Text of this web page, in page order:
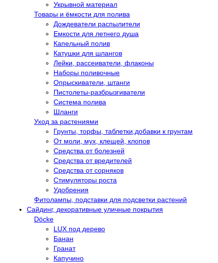
Укрывной материал
Товары и ёмкости для полива
Дождеватели распылители
Емкости для летнего душа
Капельный полив
Катушки для шлангов
Лейки, рассеиватели, флаконы
Наборы поливочные
Опрыскиватели, штанги
Пистолеты-разбрызгиватели
Система полива
Шланги
Уход за растениями
Грунты, торфы, таблетки,добавки к грунтам
От моли, мух, клещей, клопов
Средства от болезней
Средства от вредителей
Средства от сорняков
Стимуляторы роста
Удобрения
Фитолампы, подставки для подсветки растений
Сайдинг, декоративные уличные покрытия
Döcke
LUX под дерево
Банан
Гранат
Капучино